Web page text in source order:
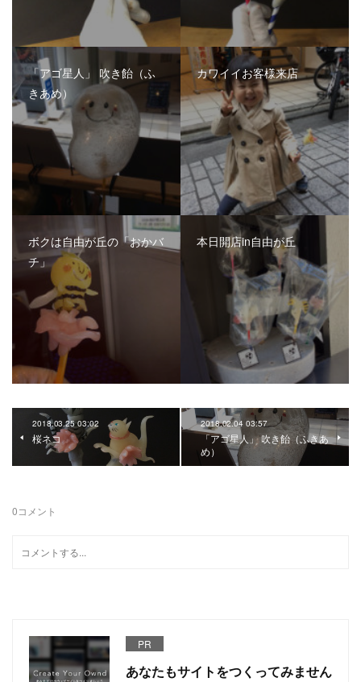
「アゴ星人」 吹き飴（ふ
きあめ）
カワイイお客様来店
ボクは自由が丘の「おかバ
チ」
本日開店in自由が丘
2018.03.25 03:02
桜ネコ
2018.02.04 03:57
「アゴ星人」 吹き飴（ふきあ
め）
0コメント
PR
あなたもサイトをつくってみません